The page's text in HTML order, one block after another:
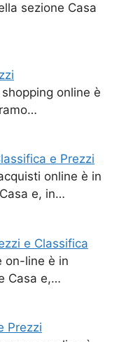
sezione Casa
online è
e Prezzi
online è in
e, in…
e Classifica
on-line è in
Casa e,…
Prezzi